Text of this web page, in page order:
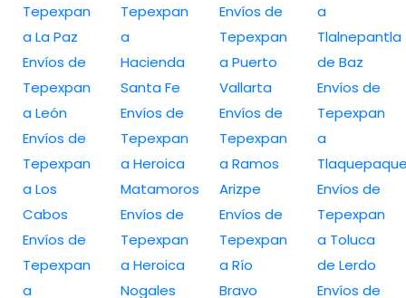
Tepexpan
a La Paz
Envíos de
Tepexpan
a León
Envíos de
Tepexpan
a Los
Cabos
Envíos de
Tepexpan
a
Tepexpan
a
Hacienda
Santa Fe
Envíos de
Tepexpan
a Heroica
Matamoros
Envíos de
Tepexpan
a Heroica
Nogales
Envíos de
Tepexpan
a Puerto
Vallarta
Envíos de
Tepexpan
a Ramos
Arizpe
Envíos de
Tepexpan
a Río
Bravo
a
Tlalnepantla
de Baz
Envíos de
Tepexpan
a
Envíos de
Tepexpan
a Toluca
de Lerdo
Envíos de